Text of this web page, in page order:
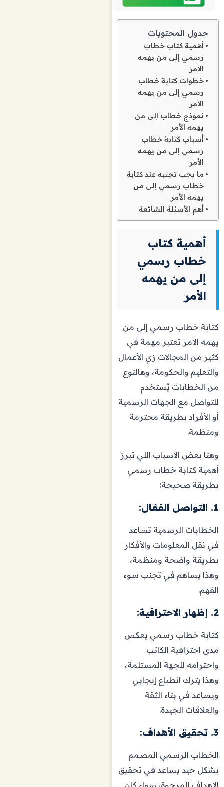
جدول المحتويات
أهمية كتاب خطاب
رسمي إلى من يهمه
الأمر
خطوات كتابة خطاب
رسمي إلى من يهمه
الأمر
نموذج خطاب إلى من
يهمه الأمر
أسباب كتابة خطاب
رسمي إلى من يهمه
الأمر
ما يجب تجنبه عند كتابة
خطاب رسمي إلى من
يهمه الأمر
أهم الأسئلة الشائعة
أهمية كتاب
خطاب رسمي
إلى من يهمه
الأمر
كتابة خطاب رسمي إلى من
يهمه الأمر تعتبر مهمة في
كثير من المجالات زي الأعمال
والتعليم والحكومة، وهالنوع
من الخطابات يُستخدم
للتواصل مع الجهات الرسمية
أو الأفراد بطريقة محترمة
ومنظمة.
وهنا بعض الأسباب اللي تبرز
أهمية كتابة خطاب رسمي
بطريقة صحيحة:
1. التواصل الفعّال:
الخطابات الرسمية تساعد
في نقل المعلومات والأفكار
بطريقة واضحة ومنظمة،
وهذا يساهم في تجنب سوء
الفهم.
2. إظهار الاحترافية:
كتابة خطاب رسمي يعكس
مدى احترافية الكاتب
واحترامه للجهة المستلمة،
وهذا يترك انطباع إيجابي
ويساعد في بناء الثقة
والعلاقات الجيدة.
3. تحقيق الأهداف:
الخطاب الرسمي المصمم
بشكل جيد يساعد في تحقيق
الأهداف المرجوة، سواء كان